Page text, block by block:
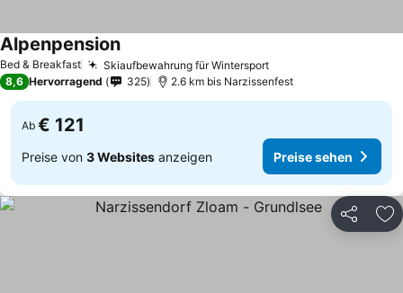
Bed & Breakfast Skiaufbewahrung für WintersportPreise sehen
AlpenpensionPreise sehen
8,6 Hervorragend 325 2.6 km bis Narzissenfest
Ab € 121
Preise von 3 Websites anzeigen Preise sehen
Teilen